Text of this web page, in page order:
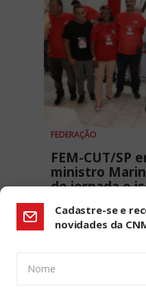
FEDERAÇÃO
FEM-CUT/SP
ministro
de jornada e
Cadastre-se e
novidades da
Nome